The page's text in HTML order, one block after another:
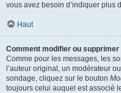
vous avez besoin d’indiquer plus
Haut
Comment modifier ou supprimer
Comme pour les messages, les
l’auteur original, un modérateur
sondage, cliquez sur le bouton
toujours celui auquel est associé